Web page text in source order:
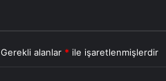
Gerekli alanlar * ile işaretlenmişlerdir